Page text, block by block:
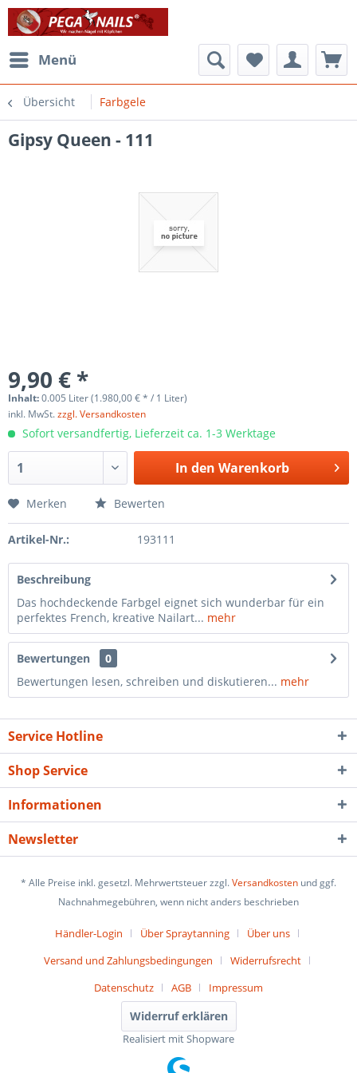
Menü
Übersicht Farbgele
Gipsy Queen - 111
9,90 € *
Inhalt:0.005 Liter (1.980,00 € * / 1 Liter)
inkl. MwSt.zzgl. Versandkosten
Sofort versandfertig, Lieferzeit ca. 1-3 Werktage
In den Warenkorb
Merken Bewerten
Artikel-Nr.: 193111
Beschreibung
Das hochdeckende Farbgel eignet sich wunderbar für ein
perfektes French, kreative Nailart... mehr
Bewertungen
0
Bewertungen lesen, schreiben und diskutieren... mehr
Service Hotline
Shop Service
Informationen
Newsletter
* Alle Preise inkl. gesetzl. Mehrwertsteuer zzgl.Versandkosten und ggf.
Nachnahmegebühren, wenn nicht anders beschrieben
Händler-Login Über Spraytanning
Über uns
Versand und Zahlungsbedingungen
Widerrufsrecht
Datenschutz
AGB Impressum
Widerruf erklären
Realisiert mit Shopware